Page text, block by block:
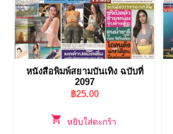
หนังสือพิมพ์สยามบันเทิง ฉบับที่
2097
฿25.00
หยิบใส่ตะกร้า